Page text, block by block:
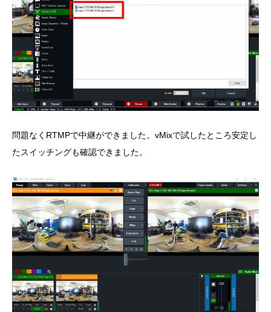
問題なくRTMPで中継ができました。vMixで試したところ安定し
たスイッチングも確認できました。